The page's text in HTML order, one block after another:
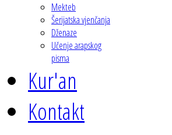
Mekteb
Šerijatska vjenčanja
Dženaze
Učenje arapskog
pisma
Kur'an
Kontakt